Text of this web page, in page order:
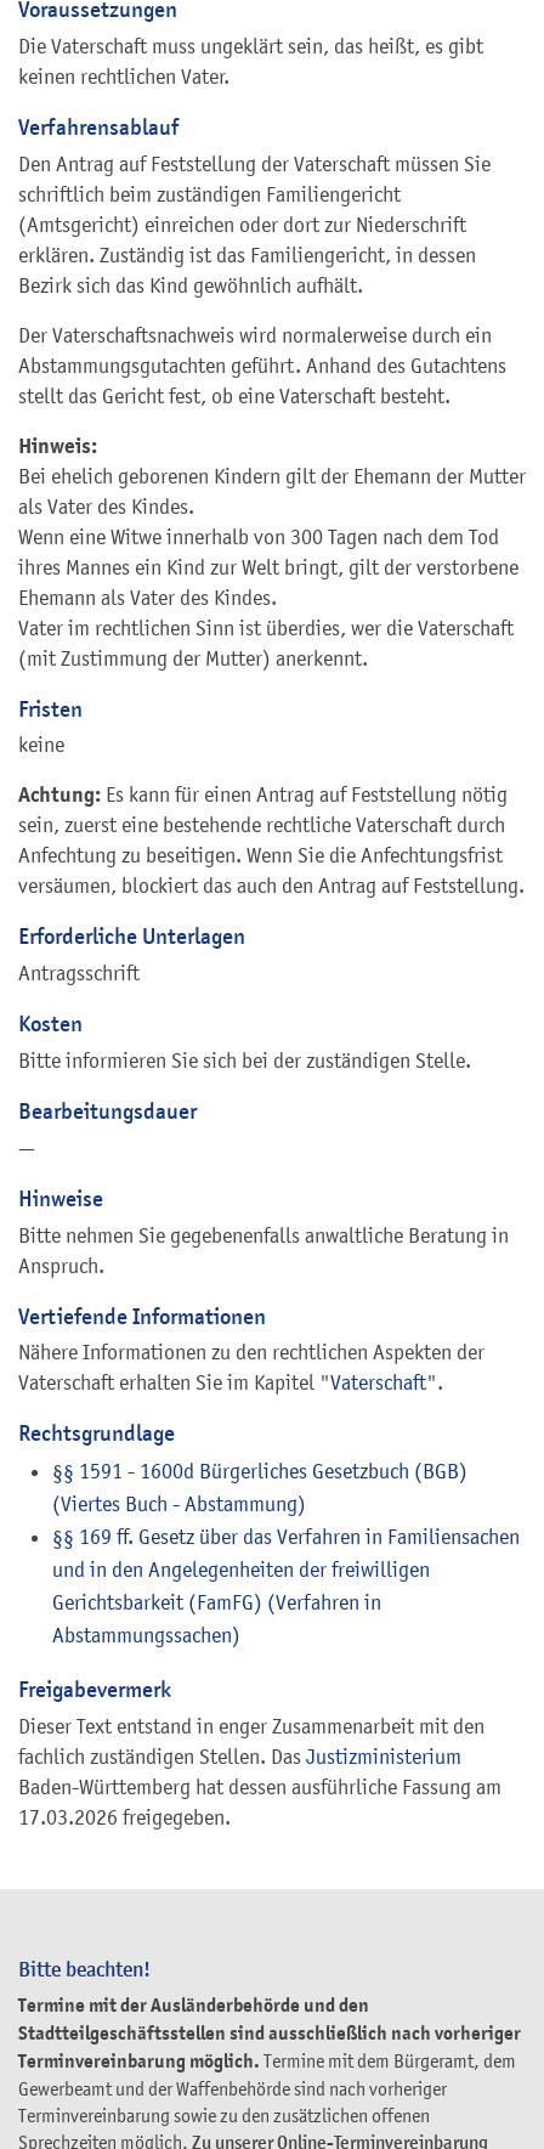
Bitte beachten!
Termine mit der Ausländerbehörde und den
Stadtteilgeschäftsstellen sind ausschließlich nach vorheriger
Terminvereinbarung möglich. Termine mit dem Bürgeramt, dem
Gewerbeamt und der Waffenbehörde sind nach vorheriger
Terminvereinbarung sowie zu den zusätzlichen offenen
Sprechzeiten möglich. Zu unserer Online-Terminvereinbarung
Voraussetzungen
Die Vaterschaft muss ungeklärt sein, das heißt, es gibt
keinen rechtlichen Vater.
Verfahrensablauf
Den Antrag auf Feststellung der Vaterschaft müssen Sie
schriftlich beim zuständigen Familiengericht
(Amtsgericht) einreichen oder dort zur Niederschrift
erklären. Zuständig ist das Familiengericht, in dessen
Bezirk sich das Kind gewöhnlich aufhält.
Der Vaterschaftsnachweis wird normalerweise durch ein
Abstammungsgutachten geführt. Anhand des Gutachtens
stellt das Gericht fest, ob eine Vaterschaft besteht.
Hinweis:
Bei ehelich geborenen Kindern gilt der Ehemann der Mutter
als Vater des Kindes.
Wenn eine Witwe innerhalb von 300 Tagen nach dem Tod
ihres Mannes ein Kind zur Welt bringt, gilt der verstorbene
Ehemann als Vater des Kindes.
Vater im rechtlichen Sinn ist überdies, wer die Vaterschaft
(mit Zustimmung der Mutter) anerkennt.
Fristen
keine
Achtung: Es kann für einen Antrag auf Feststellung nötig
sein, zuerst eine bestehende rechtliche Vaterschaft durch
Anfechtung zu beseitigen. Wenn Sie die Anfechtungsfrist
versäumen, blockiert das auch den Antrag auf Feststellung.
Erforderliche Unterlagen
Antragsschrift
Kosten
Bitte informieren Sie sich bei der zuständigen Stelle.
Bearbeitungsdauer
—
Hinweise
Bitte nehmen Sie gegebenenfalls anwaltliche Beratung in
Anspruch.
Vertiefende Informationen
Nähere Informationen zu den rechtlichen Aspekten der
Vaterschaft erhalten Sie im Kapitel "Vaterschaft".
Rechtsgrundlage
§§ 1591 - 1600d Bürgerliches Gesetzbuch (BGB)
(Viertes Buch - Abstammung)
§§ 169 ff. Gesetz über das Verfahren in Familiensachen
und in den Angelegenheiten der freiwilligen
Gerichtsbarkeit (FamFG) (Verfahren in
Abstammungssachen)
Freigabevermerk
Dieser Text entstand in enger Zusammenarbeit mit den
fachlich zuständigen Stellen. Das Justizministerium
Baden-Württemberg hat dessen ausführliche Fassung am
17.03.2026 freigegeben.